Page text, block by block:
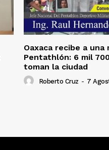
Oaxaca recibe a
Pentathlón: 6 mil
toman la ciudad
Roberto Cruz - 7